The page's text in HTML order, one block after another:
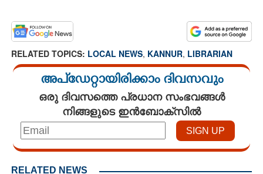
RELATED TOPICS: LOCAL NEWS, KANNUR, LIBRARIAN
അപ്ഡേറ്റായിരിക്കാം ദിവസവും
ഒരു ദിവസത്തെ പ്രധാന സംഭവങ്ങൾ
നിങ്ങളുടെ ഇൻബോക്സിൽ
RELATED NEWS